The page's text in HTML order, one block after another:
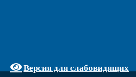
Версия для слабовидящих